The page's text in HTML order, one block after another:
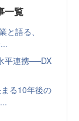
一覧
語る、
平連携──DX
る10年後の